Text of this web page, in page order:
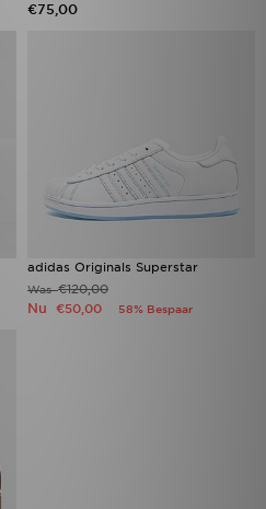
€75,00
adidas Originals Superstar
Was€120,00
Nu €50,00 58% Bespaar